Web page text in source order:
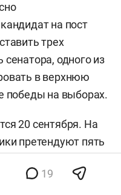
на пост
трех
одного из
в верхнюю
победы на выборах.
20 сентября. На
претендуют пять
Дамба Куулар
19